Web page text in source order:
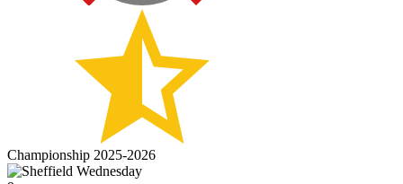
Championship 2025-2026